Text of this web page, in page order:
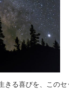
きる喜びを、この